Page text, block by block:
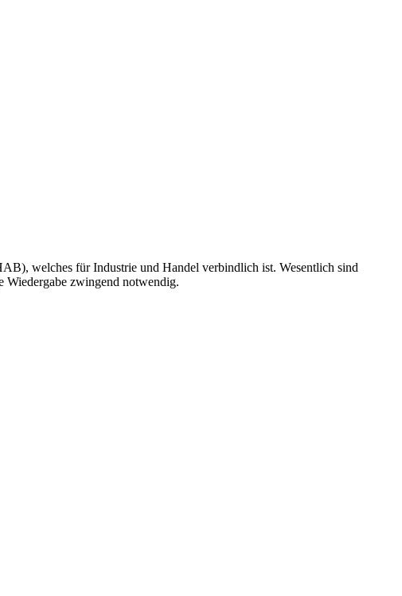
welches für Industrie und Handel verbindlich ist. Wesentlich sind
Wiedergabe zwingend notwendig.